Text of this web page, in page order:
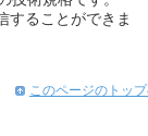
することができま
このページのトッ